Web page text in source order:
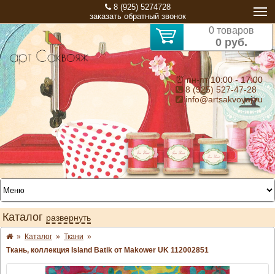
8 (925) 5274728
заказать обратный звонок
0 товаров
0 руб.
⏰ пн-пт 10:00 - 17:00
8 (925) 527-47-28
info@artsakvoyaj.ru
Каталог развернуть
» Каталог » Ткани »
Ткань, коллекция Island Batik от Makower UK 112002851